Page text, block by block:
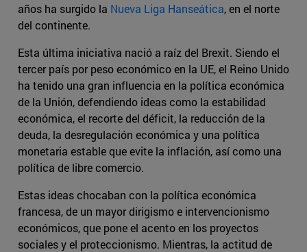
años ha surgido la Nueva Liga Hanseática, en el norte
del continente.
Esta última iniciativa nació a raíz del Brexit. Siendo el
tercer país por peso económico en la UE, el Reino Unido
ha tenido una gran influencia en la política económica
de la Unión, defendiendo ideas como la estabilidad
económica, el recorte del déficit, la reducción de la
deuda, la desregulación económica y una política
monetaria estable que evite la inflación, así como una
política de libre comercio.
Estas ideas chocaban con la política económica
francesa, de un mayor dirigismo e intervencionismo
económicos, que pone el acento en los proyectos
sociales y el proteccionismo. Mientras, la actitud de